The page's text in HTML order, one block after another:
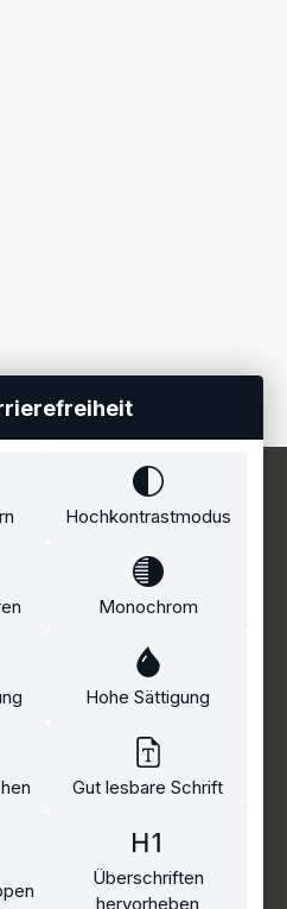
Hochkontrastmodus
Monochrom
Hohe Sättigung
Gut lesbare Schrift
Überschriften
hervorheben